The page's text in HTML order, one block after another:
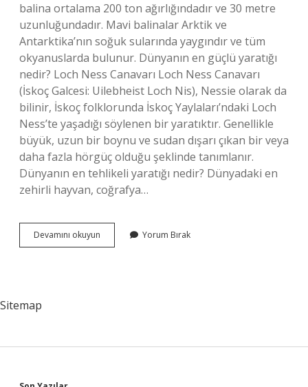
balina ortalama 200 ton ağırlığındadır ve 30 metre
uzunluğundadır. Mavi balinalar Arktik ve
Antarktika’nın soğuk sularında yaygındır ve tüm
okyanuslarda bulunur. Dünyanın en güçlü yaratığı
nedir? Loch Ness Canavarı Loch Ness Canavarı
(İskoç Galcesi: Uilebheist Loch Nis), Nessie olarak da
bilinir, İskoç folklorunda İskoç Yaylaları’ndaki Loch
Ness’te yaşadığı söylenen bir yaratıktır. Genellikle
büyük, uzun bir boynu ve sudan dışarı çıkan bir veya
daha fazla hörgüç olduğu şeklinde tanımlanır.
Dünyanın en tehlikeli yaratığı nedir? Dünyadaki en
zehirli hayvan, coğrafya…
Devamını okuyun Dünyadaki
En
Yorum Bırak
Sitemap